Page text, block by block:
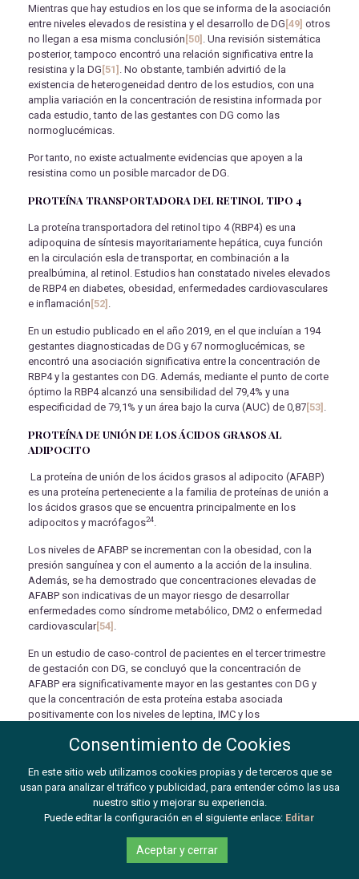
Mientras que hay estudios en los que se informa de la asociación
entre niveles elevados de resistina y el desarrollo de DG [49] otros
no llegan a esa misma conclusión [50] . Una revisión sistemática
posterior, tampoco encontró una relación significativa entre la
resistina y la DG [51] . No obstante, también advirtió de la
existencia de heterogeneidad dentro de los estudios, con una
amplia variación en la concentración de resistina informada por
cada estudio, tanto de las gestantes con DG como las
normoglucémicas.
Por tanto, no existe actualmente evidencias que apoyen a la
resistina como un posible marcador de DG.
PROTEÍNA TRANSPORTADORA DEL RETINOL TIPO 4
La proteína transportadora del retinol tipo 4 (RBP4) es una
adipoquina de síntesis mayoritariamente hepática, cuya función
en la circulación esla de transportar, en combinación a la
prealbúmina, al retinol. Estudios han constatado niveles elevados
de RBP4 en diabetes, obesidad, enfermedades cardiovasculares
e inflamación [52] .
En un estudio publicado en el año 2019, en el que incluían a 194
gestantes diagnosticadas de DG y 67 normoglucémicas, se
encontró una asociación significativa entre la concentración de
RBP4 y la gestantes con DG. Además, mediante el punto de corte
óptimo la RBP4 alcanzó una sensibilidad del 79,4% y una
especificidad de 79,1% y un área bajo la curva (AUC) de 0,87 [53] .
PROTEÍNA DE UNIÓN DE LOS ÁCIDOS GRASOS AL
ADIPOCITO
La proteína de unión de los ácidos grasos al adipocito (AFABP)
es una proteína perteneciente a la familia de proteínas de unión a
los ácidos grasos que se encuentra principalmente en los
adipocitos y macrófagos24.
Los niveles de AFABP se incrementan con la obesidad, con la
presión sanguínea y con el aumento a la acción de la insulina.
Además, se ha demostrado que concentraciones elevadas de
AFABP son indicativas de un mayor riesgo de desarrollar
enfermedades como síndrome metabólico, DM2 o enfermedad
cardiovascular[54] .
En un estudio de caso-control de pacientes en el tercer trimestre
de gestación con DG, se concluyó que la concentración de
AFABP era significativamente mayor en las gestantes con DG y
que la concentración de esta proteína estaba asociada
positivamente con los niveles de leptina, IMC y los
esta asociación y determinar si la AFABP puede ser de utilidad en
el diagnóstico de la DG.
PROTEÍNA C REACTIVA ULTRASENSIBLE (PCRHS)
cuya concentración aumenta en procesos agudos
Consentimiento de Cookies
En este sitio web utilizamos cookies propias y de terceros que se
usan para analizar el tráfico y publicidad, para entender cómo las usa
nuestro sitio y mejorar su experiencia.
Puede editar la configuración en el siguiente enlace: Editar
Aceptar y cerrar